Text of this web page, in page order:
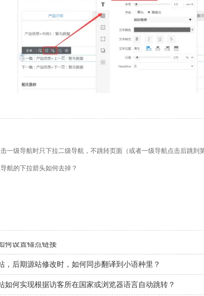
一级导航时只下拉二级导航，不跳转页面（或者一级导航点击后跳到
航的下拉箭头如何去掉？
台账号设置流程
何设置锚点链接
，后期源站修改时，如何同步翻译到小语种里？
如何实现根据访客所在国家或浏览器语言自动跳转？
页和后台专业版编辑器里如何添加表格